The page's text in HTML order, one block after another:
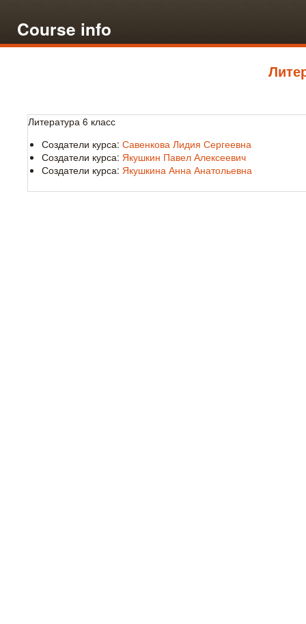
Course info
Литература 6 класс
Создатели курса:Савенкова Лидия Сергеевна
Создатели курса:Якушкин Павел Алексеевич
Создатели курса:Якушкина Анна Анатольевна